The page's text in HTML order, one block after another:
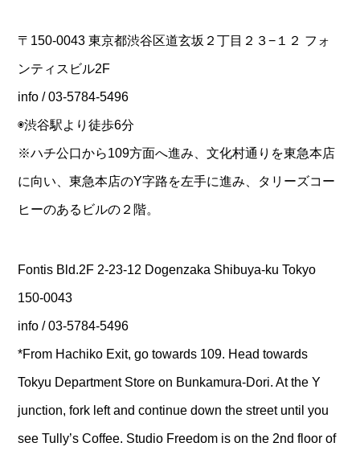
〒150-0043 東京都渋谷区道玄坂２丁目２３−１２ フォ
ンティスビル2F
info / 03-5784-5496
◉渋谷駅より徒歩6分
※ハチ公口から109方面へ進み、文化村通りを東急本店
に向い、東急本店のY字路を左手に進み、タリーズコー
ヒーのあるビルの２階。
Fontis Bld.2F 2-23-12 Dogenzaka Shibuya-ku Tokyo
150-0043
info / 03-5784-5496
*From Hachiko Exit, go towards 109. Head towards
Tokyu Department Store on Bunkamura-Dori. At the Y
junction, fork left and continue down the street until you
see Tully’s Coffee. Studio Freedom is on the 2nd floor of